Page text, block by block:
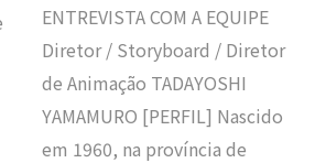
ENTREVISTA COM A EQUIPE
Diretor / Storyboard / Diretor
de Animação TADAYOSHI
YAMAMURO [PERFIL] Nascido
em 1960, na província de